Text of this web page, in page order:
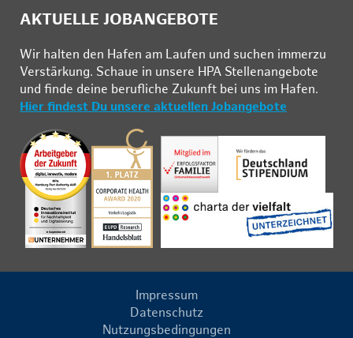
AKTUELLE JOBANGEBOTE
Wir hal­ten den Ha­fen am Lau­fen und su­chen im­mer­zu
Ver­stär­kung. Schau­e in un­se­re HPA Stel­len­an­ge­bo­te
und fin­de deine be­ruf­li­che Zu­kunft bei uns im Ha­fen.
Hier findest Du unsere aktuellen Jobangebote
Impressum
Datenschutz
Nutzungsbedingungen